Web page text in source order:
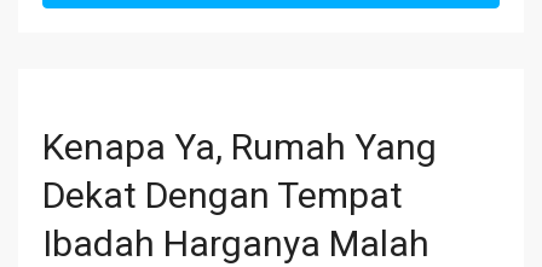
Kenapa Ya, Rumah Yang
Dekat Dengan Tempat
Ibadah Harganya Malah